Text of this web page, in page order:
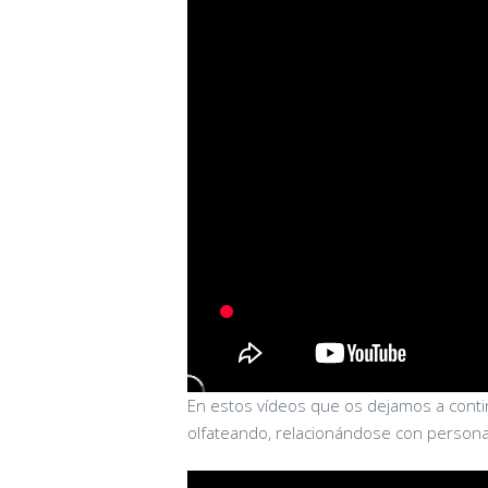
En estos vídeos que os dejamos a
olfateando, relacionándose con